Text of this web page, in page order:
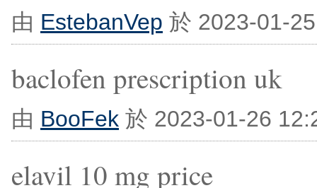
由 EstebanVep 於 2023-01-
baclofen prescription uk
由 BooFek 於 2023-01-26
elavil 10 mg price